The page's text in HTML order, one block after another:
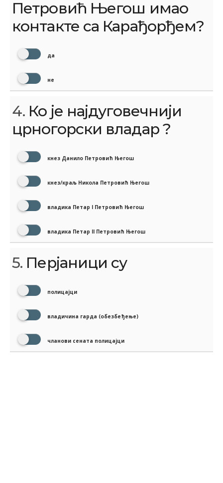
Петровић Његош имао
контакте са Карађорђем?
да
не
4. Ко је најдуговечнији
црногорски владар ?
кнез Данило Петровић Његош
кнез/краљ Никола Петровић Његош
владика Петар I Петровић Његош
владика Петар II Петровић Његош
5. Перјаници су
полицајци
владичина гарда (обезбеђење)
чланови сената полицајци